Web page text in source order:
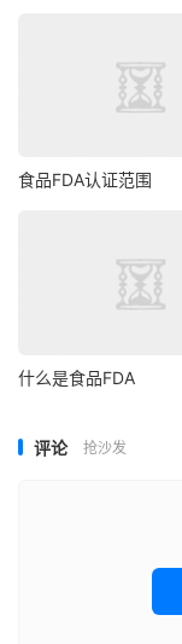
食品FDA认证范围
什么是食品FDA
评论 抢沙发